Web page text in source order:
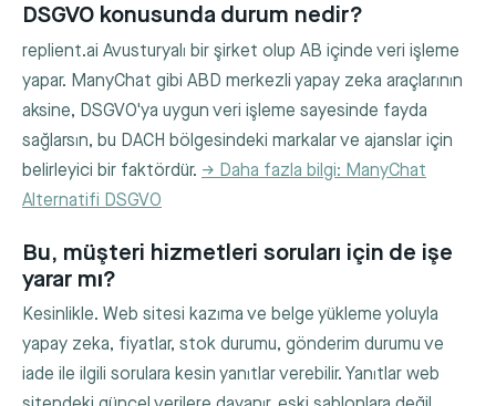
DSGVO konusunda durum nedir?
replient.ai Avusturyalı bir şirket olup AB içinde veri işleme
yapar. ManyChat gibi ABD merkezli yapay zeka araçlarının
aksine, DSGVO'ya uygun veri işleme sayesinde fayda
sağlarsın, bu DACH bölgesindeki markalar ve ajanslar için
belirleyici bir faktördür. → Daha fazla bilgi: ManyChat
Alternatifi DSGVO
Bu, müşteri hizmetleri soruları için de işe
yarar mı?
Kesinlikle. Web sitesi kazıma ve belge yükleme yoluyla
yapay zeka, fiyatlar, stok durumu, gönderim durumu ve
iade ile ilgili sorulara kesin yanıtlar verebilir. Yanıtlar web